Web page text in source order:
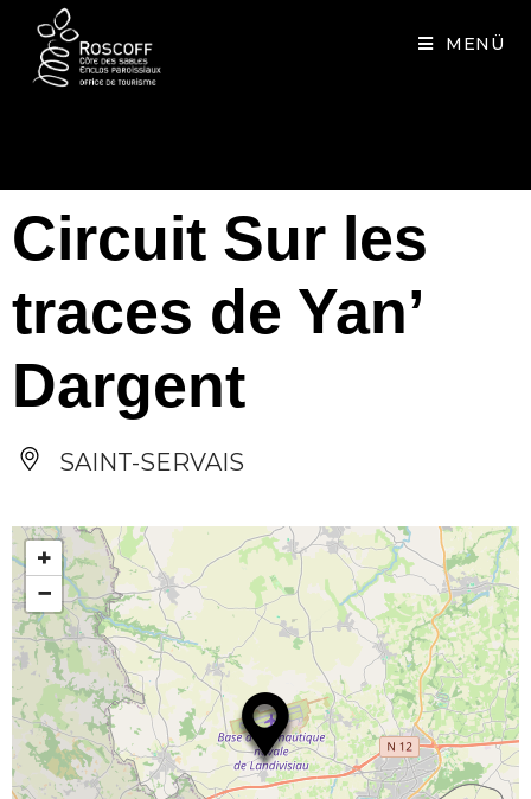
MENÜ
Circuit Sur les
traces de Yan’
Dargent
SAINT-SERVAIS
+
−
Cookies management panel